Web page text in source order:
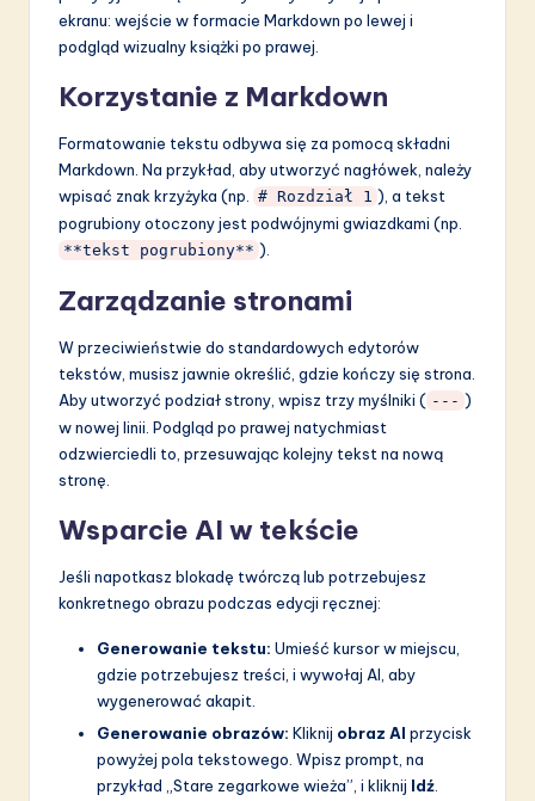
ekranu: wejście w formacie Markdown po lewej i
podgląd wizualny książki po prawej.
Korzystanie z Markdown
Formatowanie tekstu odbywa się za pomocą składni
Markdown. Na przykład, aby utworzyć nagłówek, należy
wpisać znak krzyżyka (np.
# Rozdział 1 ), a tekst
pogrubiony otoczony jest podwójnymi gwiazdkami (np.
**tekst pogrubiony** ).
Zarządzanie stronami
W przeciwieństwie do standardowych edytorów
tekstów, musisz jawnie określić, gdzie kończy się strona.
Aby utworzyć podział strony, wpisz trzy myślniki ( --- )
w nowej linii. Podgląd po prawej natychmiast
odzwierciedli to, przesuwając kolejny tekst na nową
stronę.
Wsparcie AI w tekście
Jeśli napotkasz blokadę twórczą lub potrzebujesz
konkretnego obrazu podczas edycji ręcznej:
Generowanie tekstu: Umieść kursor w miejscu,
gdzie potrzebujesz treści, i wywołaj AI, aby
wygenerować akapit.
Generowanie obrazów: Kliknij obraz AI przycisk
powyżej pola tekstowego. Wpisz prompt, na
przykład „Stare zegarkowe wieża”, i kliknij Idź